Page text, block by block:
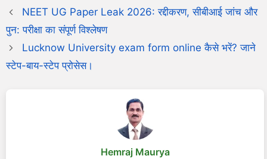
NEET UG Paper Leak 2026: रद्दीकरण, सीबीआई जांच और
पुन: परीक्षा का संपूर्ण विश्लेषण
Lucknow University exam form online कैसे भरें? जाने
स्टेप-बाय-स्टेप प्रोसेस।
Hemraj Maurya